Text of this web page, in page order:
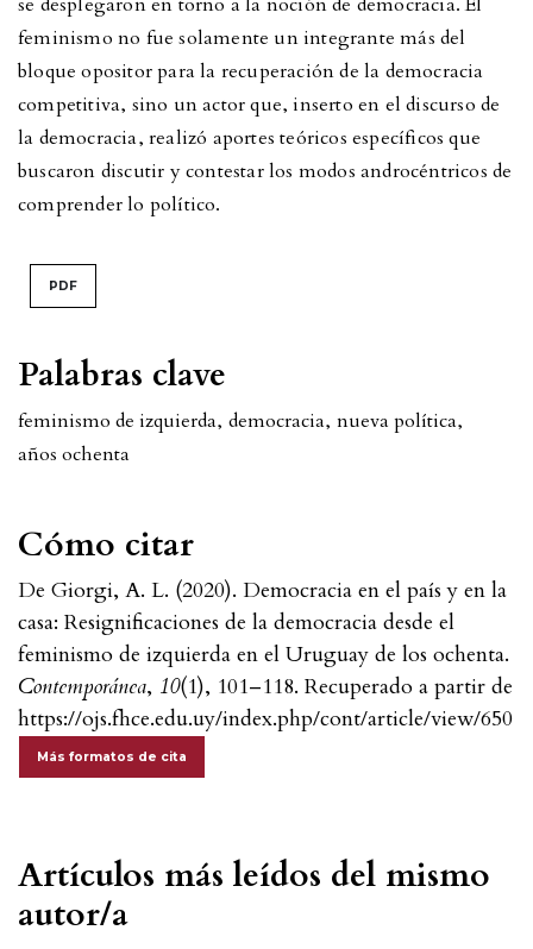
Palabras clave
feminismo de izquierda, democracia, nueva política,
años ochenta
Cómo citar
De Giorgi, A. L. (2020). Democracia en el país y en la
casa: Resignificaciones de la democracia desde el
feminismo de izquierda en el Uruguay de los ochenta.
Contemporánea, 10(1), 101–118. Recuperado a partir de
https://ojs.fhce.edu.uy/index.php/cont/article/view/650
Más formatos de cita
feminismo no fue solamente un integrante más del
bloque opositor para la recuperación de la democracia
competitiva, sino un actor que, inserto en el discurso de
la democracia, realizó aportes teóricos específicos que
buscaron discutir y contestar los modos androcéntricos de
comprender lo político.
PDF
Artículos más leídos del mismo
autor/a